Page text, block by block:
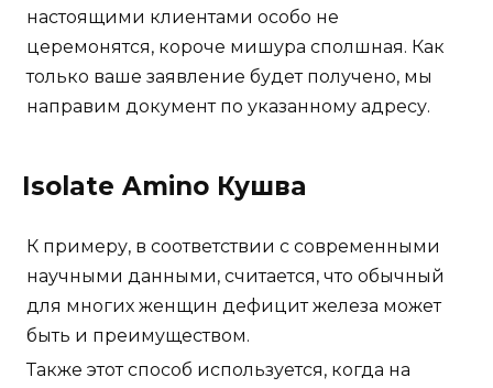
настоящими клиентами особо не
церемонятся, короче мишура сполшная. Как
только ваше заявление будет получено, мы
направим документ по указанному адресу.
Isolate Amino Кушва
К примеру, в соответствии с современными
научными данными, считается, что обычный
для многих женщин дефицит железа может
быть и преимуществом.
Также этот способ используется, когда на